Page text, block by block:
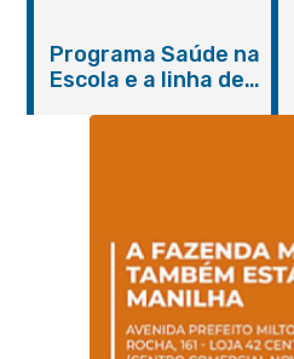
serviços gratuitos e
orientações
Programa Saúde na
Escola e a linha de
Magalhães Seabra